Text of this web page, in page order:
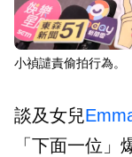
小禎譴責偷拍行為。
談及女兒
「下面一位